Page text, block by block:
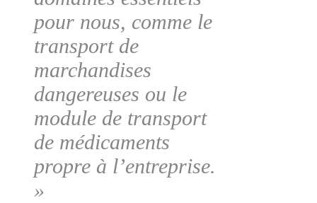
pour nous, comme le
transport de
marchandises
dangereuses ou le
module de transport
de médicaments
propre à l’entreprise.
»